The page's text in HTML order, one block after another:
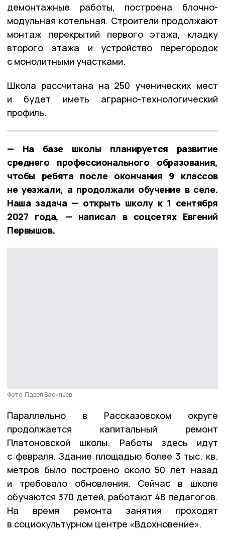
демонтажные работы, построена блочно-
модульная котельная. Строители продолжают
монтаж перекрытий первого этажа, кладку
второго этажа и устройство перегородок
с монолитными участками.
Школа рассчитана на 250 ученических мест
и будет иметь аграрно-технологический
профиль.
— На базе школы планируется развитие
среднего профессионального образования,
чтобы ребята после окончания 9 классов
не уезжали, а продолжали обучение в селе.
Наша задача — открыть школу к 1 сентября
2027 года, — написал в соцсетях Евгений
Первышов.
Фото: Павел Васильев
Параллельно в Рассказовском округе
продолжается капитальный ремонт
Платоновской школы. Работы здесь идут
с февраля. Здание площадью более 3 тыс. кв.
метров было построено около 50 лет назад
и требовало обновления. Сейчас в школе
обучаются 370 детей, работают 48 педагогов.
На время ремонта занятия проходят
в социокультурном центре «Вдохновение».